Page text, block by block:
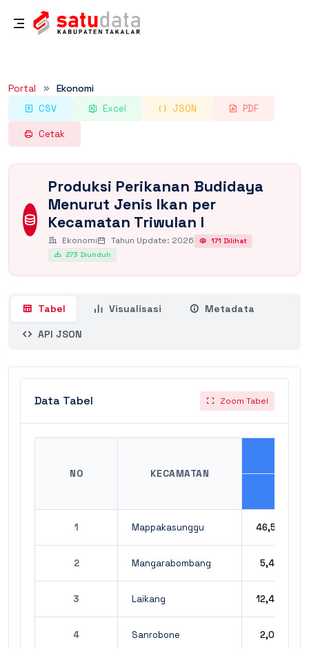
Portal Ekonomi
CSV Excel JSON PDF
Cetak
Produksi Perikanan Budidaya
Menurut Jenis Ikan per
Kecamatan Triwulan I
Ekonomi Tahun Update: 2026
171 Dilihat
273 Diunduh
Tabel Visualisasi Metadata
API JSON
Data Tabel Zoom Tabel
NO KECAMATAN
1 Mappakasunggu 46,51
2 Mangarabombang 5,45
3 Laikang 12,47
4 Sanrobone 2,05